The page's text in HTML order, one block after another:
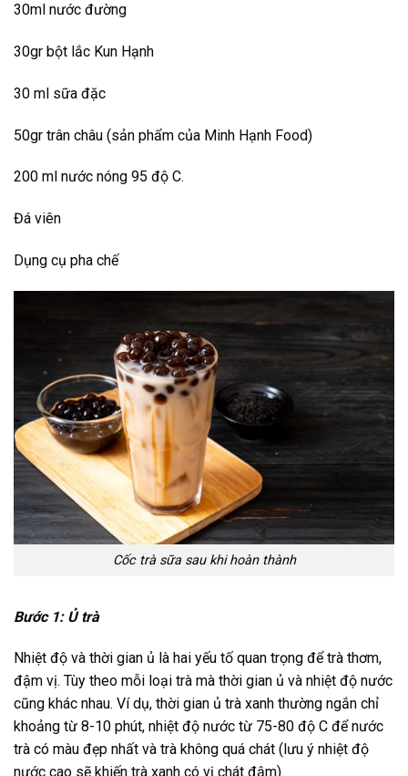
30ml nước đường
30gr bột lắc Kun Hạnh
30 ml sữa đặc
50gr trân châu (sản phẩm của Minh Hạnh Food)
200 ml nước nóng 95 độ C.
Đá viên
Dụng cụ pha chế
Cốc trà sữa sau khi hoàn thành
Bước 1: Ủ trà
Nhiệt độ và thời gian ủ là hai yếu tố quan trọng để trà thơm,
đậm vị. Tùy theo mỗi loại trà mà thời gian ủ và nhiệt độ nước
cũng khác nhau. Ví dụ, thời gian ủ trà xanh thường ngắn chỉ
khoảng từ 8-10 phút, nhiệt độ nước từ 75-80 độ C để nước
trà có màu đẹp nhất và trà không quá chát (lưu ý nhiệt độ
nước cao sẽ khiến trà xanh có vị chát đậm).